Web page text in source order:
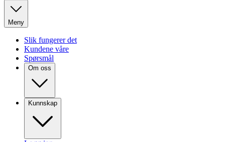
Meny
Slik fungerer det
Kundene våre
Spørsmål
Om oss
Kunnskap